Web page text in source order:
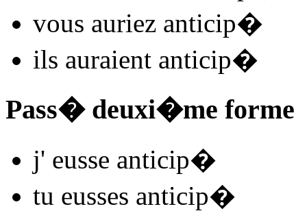
vous auriez anticip�
ils auraient anticip�
Pass� deuxi�me forme
j' eusse anticip�
tu eusses anticip�